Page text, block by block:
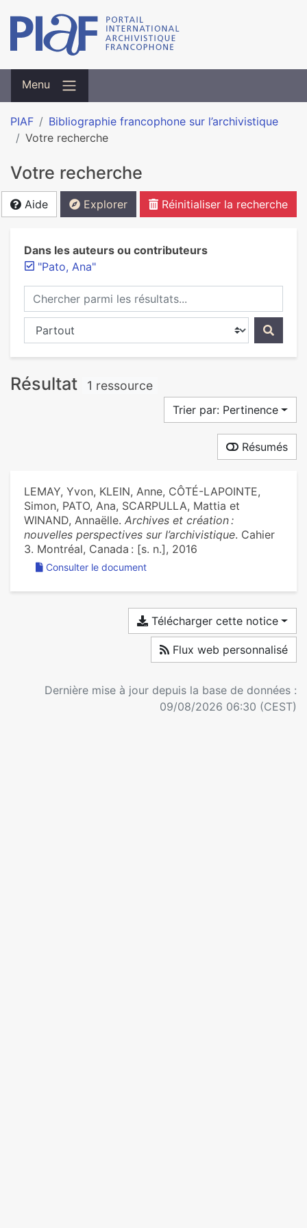
Menu
PIAF
Bibliographie francophone sur l’archivistique
Votre recherche
Votre recherche
Aide Explorer Réinitialiser la recherche
Dans les auteurs ou contributeurs
"Pato, Ana"
Chercher parmi les résultats...
Chercher dans...
Résultat 1 ressource
Trier par: Pertinence
Résumés
LEMAY, Yvon, KLEIN, Anne, CÔTÉ-LAPOINTE,
Simon, PATO, Ana, SCARPULLA, Mattia et
WINAND, Annaëlle. Archives et création :
nouvelles perspectives sur l’archivistique. Cahier
3. Montréal, Canada : [s. n.], 2016
Consulter le document
Télécharger cette notice
Flux web personnalisé
Dernière mise à jour depuis la base de données :
09/08/2026 06:30 (CEST)